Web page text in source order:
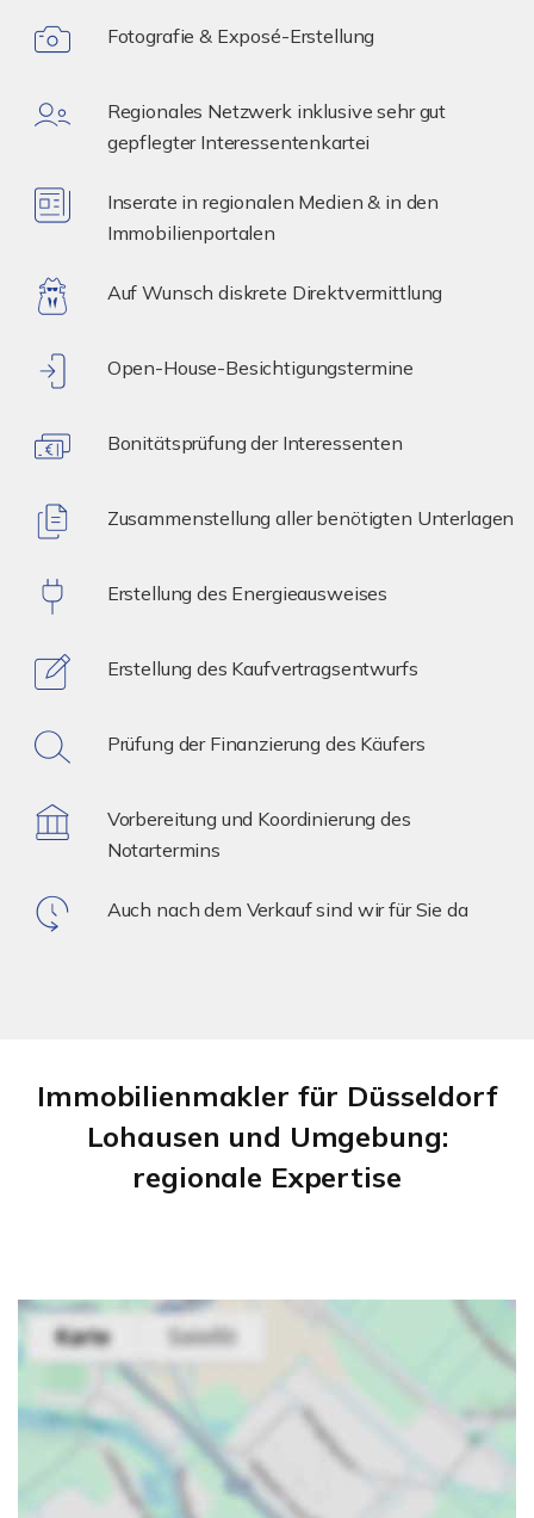
Fotografie & Exposé-Erstellung
Regionales Netzwerk inklusive sehr gut
gepflegter Interessentenkartei
Inserate in regionalen Medien & in den
Immobilienportalen
Auf Wunsch diskrete Direktvermittlung
Open-House-Besichtigungstermine
Bonitätsprüfung der Interessenten
Zusammenstellung aller benötigten Unterlagen
Erstellung des Energieausweises
Erstellung des Kaufvertragsentwurfs
Prüfung der Finanzierung des Käufers
Vorbereitung und Koordinierung des
Notartermins
Auch nach dem Verkauf sind wir für Sie da
Immobilienmakler für Düsseldorf
Lohausen und Umgebung:
regionale Expertise